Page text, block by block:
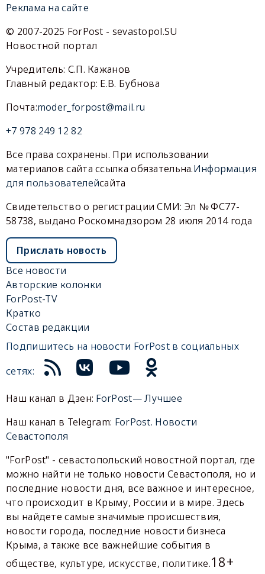
Реклама на сайте
© 2007-2025 ForPost - sevastopol.SU
Новостной портал
Учредитель: С.П. Кажанов
Главный редактор: Е.В. Бубнова
Почта:moder_forpost@mail.ru
+7 978 249 12 82
Все права сохранены. При использовании
материалов сайта ссылка обязательна.Информация
для пользователейсайта
Свидетельство о регистрации СМИ: Эл № ФС77-
58738, выдано Роскомнадзором 28 июля 2014 года
Прислать новость
Все новости
Авторские колонки
ForPost-TV
Кратко
Состав редакции
Подпишитесь на новости ForPost в социальных
сетях:
Наш канал в Дзен: ForPost— Лучшее
Наш канал в Telegram: ForPost. Новости
Севастополя
"ForPost" - севастопольский новостной портал, где
можно найти не только новости Севастополя, но и
последние новости дня, все важное и интересное,
что происходит в Крыму, России и в мире. Здесь
вы найдете самые значимые происшествия,
новости города, последние новости бизнеса
Крыма, а также все важнейшие события в
обществе, культуре, искусстве, политике.18+